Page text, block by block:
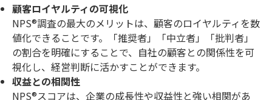
顧客ロイヤルティの可視化
NPS®調査の最大のメリットは、顧客のロイヤルティを数
値化できることです。「推奨者」「中立者」「批判者」
の割合を明確にすることで、自社の顧客との関係性を可
視化し、経営判断に活かすことができます。
収益との相関性
NPS®スコアは、企業の成長性や収益性と強い相関があ